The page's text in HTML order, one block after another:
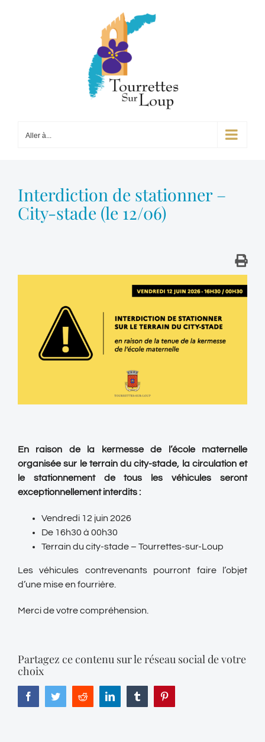
Aller à...
Interdiction de stationner –
City-stade (le 12/06)
En raison de la kermesse de l’école maternelle
organisée sur le terrain du city-stade, la circulation et
le stationnement de tous les véhicules seront
exceptionnellement interdits :
Vendredi 12 juin 2026
De 16h30 à 00h30
Terrain du city-stade – Tourrettes-sur-Loup
Les véhicules contrevenants pourront faire l’objet
d’une mise en fourrière.
Merci de votre compréhension.
Partagez ce contenu sur le réseau social de votre
choix
FacebookTwitterReddit LinkedIn Tumblr